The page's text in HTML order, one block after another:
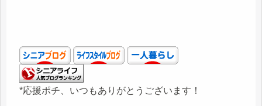
*応援ポチ、いつもありがとうございます！